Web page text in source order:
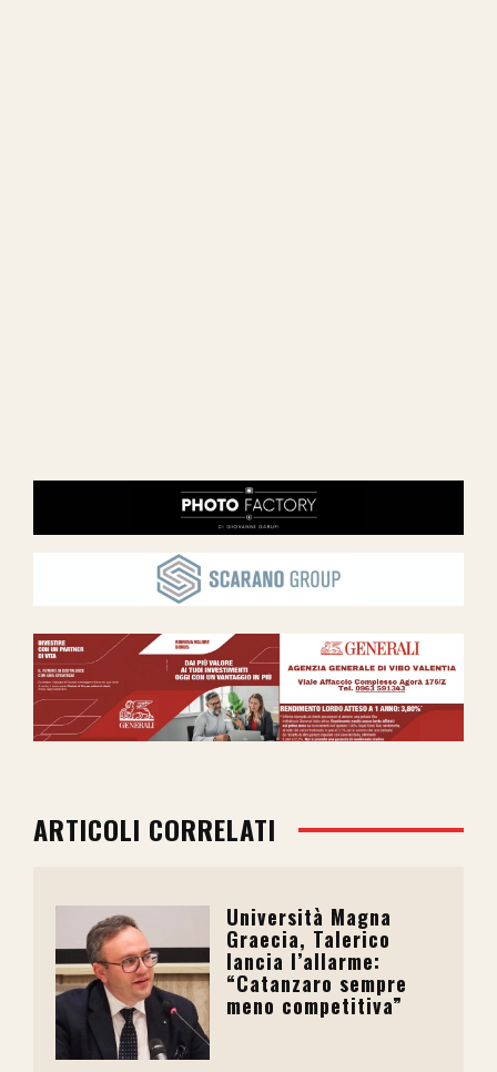
ARTICOLI CORRELATI
Università Magna
Graecia, Talerico
lancia l’allarme:
“Catanzaro sempre
meno competitiva”